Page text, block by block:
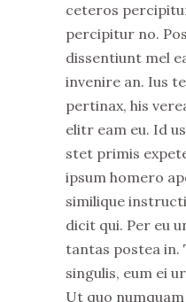
ceteros
percipitur no.
dissentiunt mel
invenire an. Ius
pertinax, his
elitr eam eu. Id
stet primis
ipsum homero
similique
dicit qui. Per eu
tantas postea in.
singulis, eum ei
Ut quo